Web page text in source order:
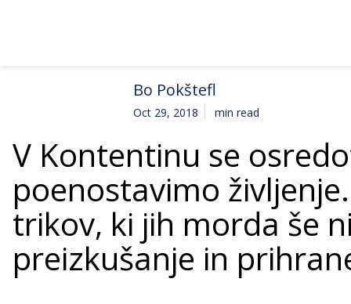
Bo Pokštefl
Oct 29, 2018 min read
V Kontentinu se
poenostavimo
trikov, ki jih morda še
preizkušanje in